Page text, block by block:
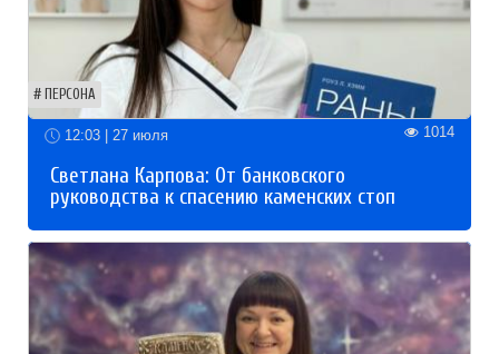
ПЕРСОНА
12:03 | 27 июля 1014
Светлана Карпова: От банковского
руководства к спасению каменских стоп